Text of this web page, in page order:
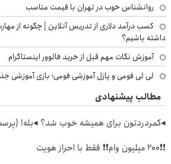
روانشناس خوب در تهران با قیمت مناسب
کسب درآمد دلاری از تدریس آنلاین | چگونه از
داشته باشیم؟
آموزش نکات مهم قبل از خرید فالوور اینستاگرام
لی لی فومی و پازل آموزشی فومی؛ بازی آموزشی
مطالب پیشنهادی
◂کمردردتون برای همیشه خوب شد؟ ◂بله!
❗❗200 میلیون وام❗❗ فقط با احراز هویت